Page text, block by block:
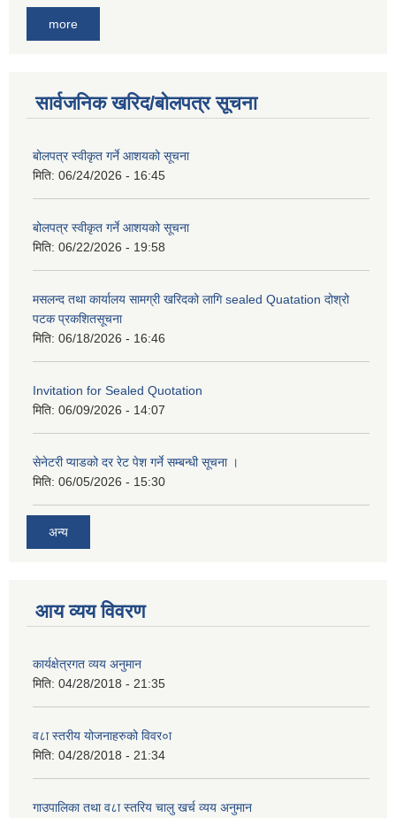
more
सार्वजनिक खरिद/बोलपत्र सूचना
बोलपत्र स्वीकृत गर्ने आशयको सूचना
मिति: 06/24/2026 - 16:45
बोलपत्र स्वीकृत गर्ने आशयको सूचना
मिति: 06/22/2026 - 19:58
मसलन्द तथा कार्यालय सामग्री खरिदको लागि sealed Quatation दोश्रो
पटक प्रकशितसूचना
मिति: 06/18/2026 - 16:46
Invitation for Sealed Quotation
मिति: 06/09/2026 - 14:07
सेनेटरी प्याडको दर रेट पेश गर्ने सम्बन्धी सूचना ।
मिति: 06/05/2026 - 15:30
अन्य
आय व्यय विवरण
कार्यक्षेत्रगत व्यय अनुमान
मिति: 04/28/2018 - 21:35
व८ा स्तरीय योजनाहरुको विवर०ा
मिति: 04/28/2018 - 21:34
गाउपालिका तथा व८ा स्तरिय चालु खर्च व्यय अनुमान